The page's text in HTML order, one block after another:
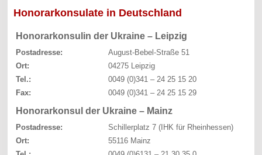
Honorarkonsulate in Deutschland
Honorarkonsulin der Ukraine – Leipzig
Postadresse:
August-Bebel-Straße 51
Ort:
04275 Leipzig
Tel.:
0049 (0)341 – 24 25 15 20
Fax:
0049 (0)341 – 24 25 15 29
Honorarkonsul der Ukraine – Mainz
Postadresse:
Schillerplatz 7 (IHK für Rheinhessen)
Ort:
55116 Mainz